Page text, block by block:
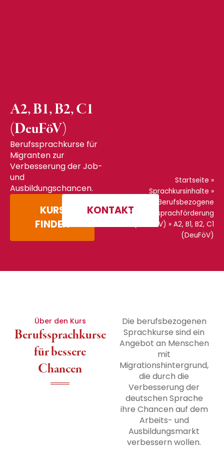
A2, B1, B2, C1
(DeuFöV)
Berufssprachkurse für
Migranten zur
Verbesserung der Job-
und
Ausbildungschancen.
KURS
FINDEN
KONTAKT
Startseite »
Sprachkursinhalte »
Berufsbezogene
Deutschsprachförderung
(DeuFöV) » A2, B1, B2, C1
(DeuFöV)
Über den Kurs
Berufssprachkurse
für bessere
Chancen
Die berufsbezogenen
Sprachkurse sind ein
Angebot an Menschen
mit
Migrationshintergrund,
die durch die
Verbesserung der
deutschen Sprache
ihre Chancen auf dem
Arbeits- und
Ausbildungsmarkt
verbessern wollen.